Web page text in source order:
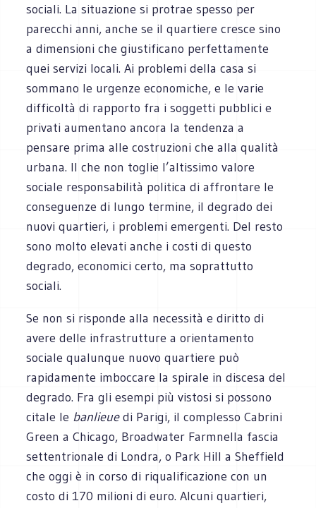
sociali. La situazione si protrae spesso per
parecchi anni, anche se il quartiere cresce sino
a dimensioni che giustificano perfettamente
quei servizi locali. Ai problemi della casa si
sommano le urgenze economiche, e le varie
difficoltà di rapporto fra i soggetti pubblici e
privati aumentano ancora la tendenza a
pensare prima alle costruzioni che alla qualità
urbana. Il che non toglie l’altissimo valore
sociale responsabilità politica di affrontare le
conseguenze di lungo termine, il degrado dei
nuovi quartieri, i problemi emergenti. Del resto
sono molto elevati anche i costi di questo
degrado, economici certo, ma soprattutto
sociali.
Se non si risponde alla necessità e diritto di
avere delle infrastrutture a orientamento
sociale qualunque nuovo quartiere può
rapidamente imboccare la spirale in discesa del
degrado. Fra gli esempi più vistosi si possono
citale le banlieuedi Parigi, il complesso Cabrini
Green a Chicago, Broadwater Farmnella fascia
settentrionale di Londra, o Park Hill a Sheffield
che oggi è in corso di riqualificazione con un
costo di 170 milioni di euro. Alcuni quartieri,